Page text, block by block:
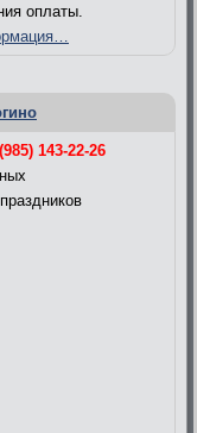
оплаты.
143-22-26